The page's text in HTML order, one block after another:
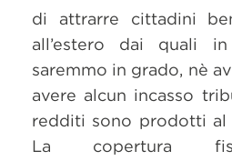
di attrarre cittadini
all’estero dai quali
saremmo in grado, nè
avere alcun incasso
redditi sono prodotti al
La copertura